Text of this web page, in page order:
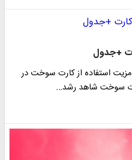
+جدول
برخی کارشناسان انرژی با اشاره به 19مزیت استفاده از کارت سوخت در
سوخت شاهد رشد…